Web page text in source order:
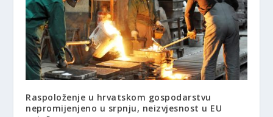
Raspoloženje u hrvatskom gospodarstvu
nepromijenjeno u srpnju, neizvjesnost u EU